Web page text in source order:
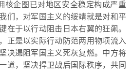
核企图已对地区安全稳定构成严重
们，对军国主义的绥靖就是对和平
在于以行动阻击日本右翼的狂飙。
正是以实际行动防范两用物项流入
决遏阻军国主义死灰复燃。中方将
道，坚决捍卫战后国际秩序，共同